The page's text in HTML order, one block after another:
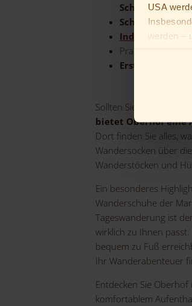
USA
werden –
Schuhe
Individuelle
Praktische
Erste-Hilfe-Kits
Sollten Sie doch
bietet Oberhof eine
Dort finden Sie alles,
Wandersocken über
Wanderstöcken und
Ein besonderes
Wanderschuhe der
Tageswanderung ist
wirklich zu Ihnen
bequem zu Fuß
Ihr Wanderabenteuer
Entdecken Sie
komfortablem